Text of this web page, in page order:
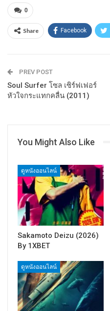
0
Share Facebook
PREV POST
Soul Surfer โซล เซิร์ฟเฟอร์
หัวใจกระแทกคลื่น (2011)
You Might Also Like
ดูหนังออนไลน์
Sakamoto Deizu (2026)
By 1XBET
ดูหนังออนไลน์